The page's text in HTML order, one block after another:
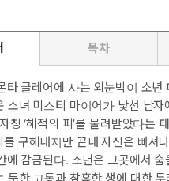
목차
타 클레어에 사는 외눈박이 소년
소녀 미스티 마이어가 낯선 남자
칭 ‘해적의 피’를 물려받았다는
를 구해내지만 끝내 자신은 빠져
에 감금된다. 소년은 그곳에서